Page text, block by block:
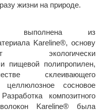
жизни на природе.
выполнена из
Kareline®, основу
экологически
пищевой полипропилен,
склеивающего
сосновое
композитного
Kareline® была